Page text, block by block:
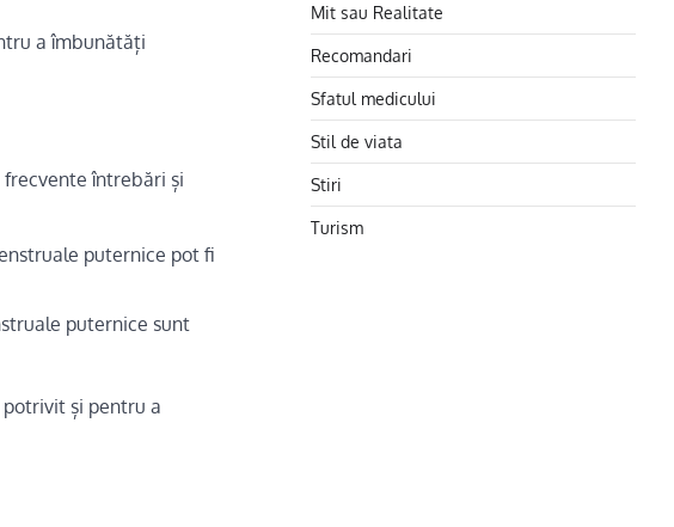
a îmbunătăți
întrebări și
puternice pot fi
puternice sunt
și pentru a
Mit sau Realitate
Recomandari
Sfatul medicului
Stil de viata
Stiri
Turism